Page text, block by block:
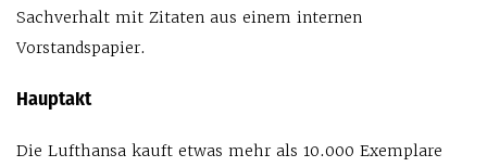
Sachverhalt mit Zitaten aus einem internen
Vorstandspapier.
Hauptakt
Die Lufthansa kauft etwas mehr als 10.000 Exemplare